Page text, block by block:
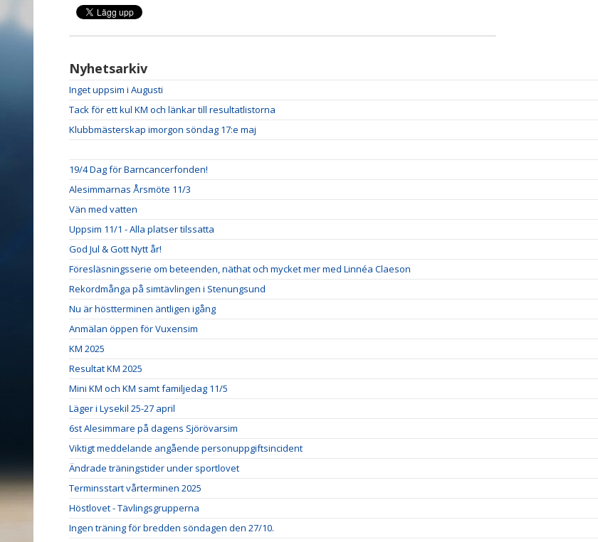
Nyhetsarkiv
Inget uppsim i Augusti
Tack för ett kul KM och länkar till resultatlistorna
Klubbmästerskap imorgon söndag 17:e maj
19/4 Dag för Barncancerfonden!
Alesimmarnas Årsmöte 11/3
Vän med vatten
Uppsim 11/1 - Alla platser tilssatta
God Jul & Gott Nytt år!
Föresläsningsserie om beteenden, näthat och mycket mer med Linnéa Claeson
Rekordmånga på simtävlingen i Stenungsund
Nu är höstterminen äntligen igång
Anmälan öppen för Vuxensim
KM 2025
Resultat KM 2025
Mini KM och KM samt familjedag 11/5
Läger i Lysekil 25-27 april
6st Alesimmare på dagens Sjörövarsim
Viktigt meddelande angående personuppgiftsincident
Ändrade träningstider under sportlovet
Terminsstart vårterminen 2025
Höstlovet - Tävlingsgrupperna
Ingen träning för bredden söndagen den 27/10.